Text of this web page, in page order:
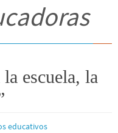
escuela, la
educativos